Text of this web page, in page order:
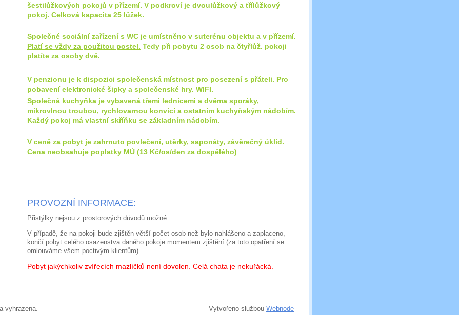
šestilůžkových pokojů v přízemí. V podkroví je dvoulůžkový a třílůžkový
pokoj. Celková kapacita 25 lůžek.
Společné sociální zařízení s WC je umístněno v suterénu objektu a v přízemí.
Platí se vždy za použitou postel. Tedy při pobytu 2 osob na čtyřlůž. pokoji
platíte za osoby dvě.
V penzionu je k dispozici společenská místnost pro posezení s přáteli. Pro
pobavení elektronické šipky a společenské hry. WIFI.
Společná kuchyňka je vybavená třemi lednicemi a dvěma sporáky,
mikrovlnou troubou, rychlovarnou konvicí a ostatním kuchyňským nádobím.
Každý pokoj má vlastní skříňku se základním nádobím.
V ceně za pobyt je zahrnuto povlečení, utěrky, saponáty, závěrečný úklid.
Cena neobsahuje poplatky MÚ (13 Kč/os/den za dospělého)
PROVOZNÍ INFORMACE:
Přistýlky nejsou z prostorových důvodů možné.
V případě, že na pokoji bude zjištěn větší počet osob než bylo nahlášeno a zaplaceno,
končí pobyt celého osazenstva daného pokoje momentem zjištění (za toto opatření se
omlouváme všem poctivým klientům).
Pobyt jakýchkoliv zvířecích mazlíčků není dovolen. Celá chata je nekuřácká.
vyhrazena. Vytvořeno službou Webnode